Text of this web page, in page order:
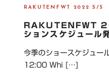
RAKUTENFWT 2022 S/S
RAKUTENFWT
ションスケジュール
今季のショースケジュー
12:00 Whi […]